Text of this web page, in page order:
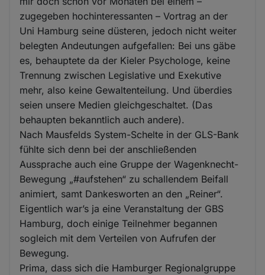
zugegeben hochinteressanten – Vortrag an der
Uni Hamburg seine düsteren, jedoch nicht weiter
belegten Andeutungen aufgefallen: Bei uns gäbe
es, behauptete da der Kieler Psychologe, keine
Trennung zwischen Legislative und Exekutive
mehr, also keine Gewaltenteilung. Und überdies
seien unsere Medien gleichgeschaltet. (Das
behaupten bekanntlich auch andere).
Nach Mausfelds System-Schelte in der GLS-Bank
fühlte sich denn bei der anschließenden
Aussprache auch eine Gruppe der Wagenknecht-
Bewegung „#aufstehen“ zu schallendem Beifall
animiert, samt Dankesworten an den „Reiner“.
Eigentlich war’s ja eine Veranstaltung der GBS
Hamburg, doch einige Teilnehmer begannen
sogleich mit dem Verteilen von Aufrufen der
Bewegung.
Prima, dass sich die Hamburger Regionalgruppe